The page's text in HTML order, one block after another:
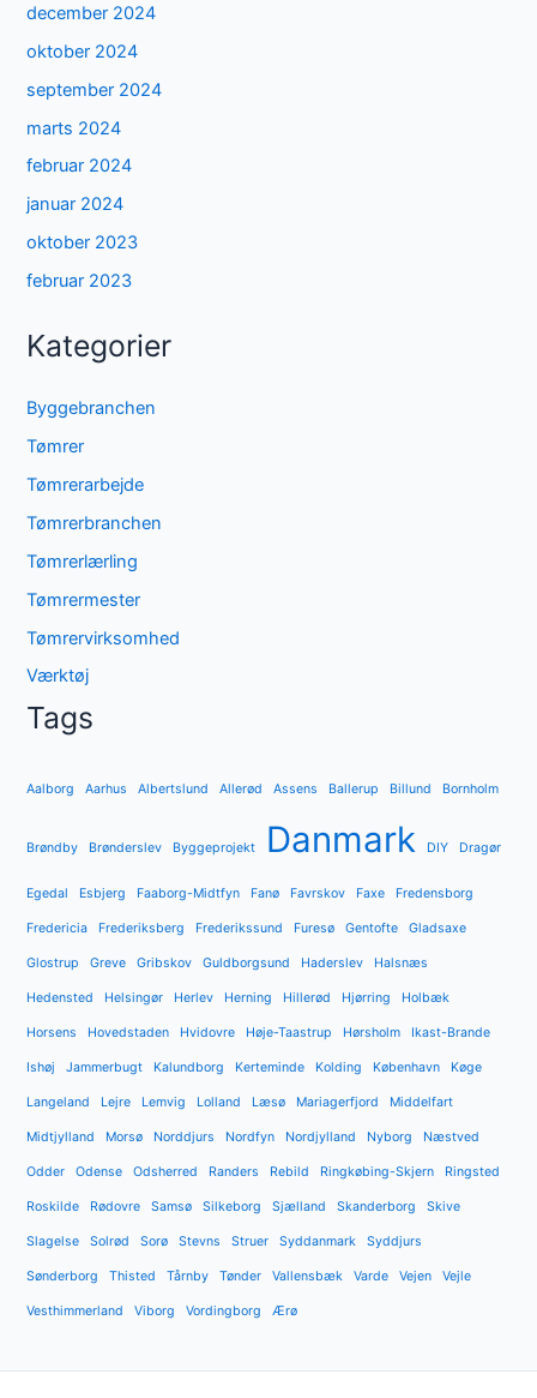
december 2024
oktober 2024
september 2024
marts 2024
februar 2024
januar 2024
oktober 2023
februar 2023
Kategorier
Byggebranchen
Tømrer
Tømrerarbejde
Tømrerbranchen
Tømrerlærling
Tømrermester
Tømrervirksomhed
Værktøj
Tags
Aalborg Aarhus Albertslund Allerød Assens Ballerup Billund Bornholm
Brøndby Brønderslev Byggeprojekt Danmark DIY Dragør
Egedal Esbjerg Faaborg-Midtfyn Fanø Favrskov Faxe Fredensborg
Fredericia Frederiksberg Frederikssund Furesø Gentofte Gladsaxe
Glostrup Greve Gribskov Guldborgsund Haderslev Halsnæs
Hedensted Helsingør Herlev Herning Hillerød Hjørring Holbæk
Horsens Hovedstaden Hvidovre Høje-Taastrup Hørsholm Ikast-Brande
Ishøj Jammerbugt Kalundborg Kerteminde Kolding København Køge
Langeland Lejre Lemvig Lolland Læsø Mariagerfjord Middelfart
Midtjylland Morsø Norddjurs Nordfyn Nordjylland Nyborg Næstved
Odder Odense Odsherred Randers Rebild Ringkøbing-Skjern Ringsted
Roskilde Rødovre Samsø Silkeborg Sjælland Skanderborg Skive
Slagelse Solrød Sorø Stevns Struer Syddanmark Syddjurs
Sønderborg Thisted Tårnby Tønder Vallensbæk Varde Vejen Vejle
Vesthimmerland Viborg Vordingborg Ærø